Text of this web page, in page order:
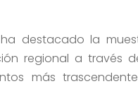
destacado la
regional a través
más